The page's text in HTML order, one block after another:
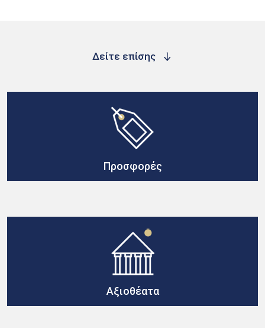
Δείτε επίσης
Προσφορές
Αξιοθέατα